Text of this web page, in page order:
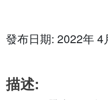
發布日期: 2022年 4
描述: